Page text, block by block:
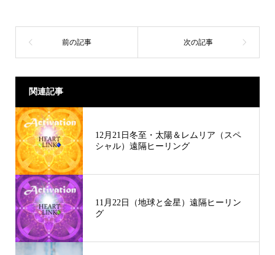
関連記事
12月21日冬至・太陽＆レムリア（スペ
シャル）遠隔ヒーリング
11月22日（地球と金星）遠隔ヒーリン
グ